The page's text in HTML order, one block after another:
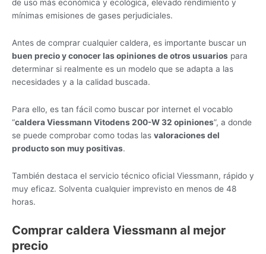
de uso más económica y ecológica, elevado rendimiento y
mínimas emisiones de gases perjudiciales.
Antes de comprar cualquier caldera, es importante buscar un
buen precio y conocer las opiniones de otros usuarios para
determinar si realmente es un modelo que se adapta a las
necesidades y a la calidad buscada.
Para ello, es tan fácil como buscar por internet el vocablo
“caldera Viessmann Vitodens 200-W 32 opiniones”, a donde
se puede comprobar como todas las valoraciones del
producto son muy positivas.
También destaca el servicio técnico oficial Viessmann, rápido y
muy eficaz. Solventa cualquier imprevisto en menos de 48
horas.
Comprar caldera Viessmann al mejor
precio